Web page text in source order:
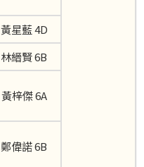
黃星藍 4D
林縉賢 6B
黃梓傑 6A
鄭偉諾 6B